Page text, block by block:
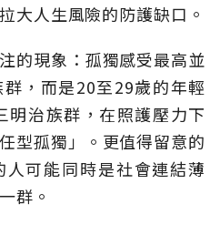
大人生風險的防護缺口。
的現象：孤獨感受最高並
，而是20至29歲的年輕
明治族群，在照護壓力下
型孤獨」。更值得留意的
可能同時是社會連結薄
群。